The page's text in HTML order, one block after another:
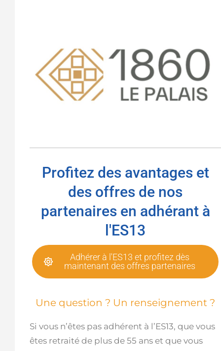
Profitez des avantages et
des offres de nos
partenaires en adhérant à
l'ES13
Adhérer à l'ES13 et profitez dès
maintenant des offres partenaires
Une question ? Un renseignement ?
Si vous n’êtes pas adhérent à l’ES13, que vous
êtes retraité de plus de 55 ans et que vous